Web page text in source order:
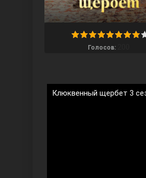
Голосов:
Клюквенный щербет 3